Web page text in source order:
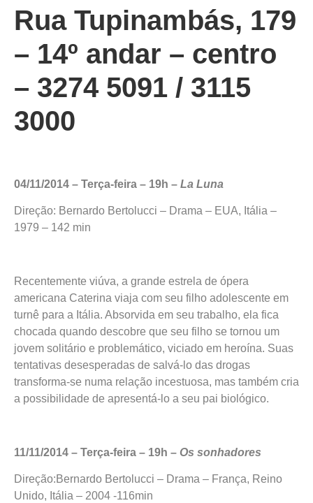
Rua Tupinambás, 179
– 14º andar – centro
– 3274 5091 / 3115
3000
04/11/2014 – Terça-feira – 19h – La Luna
Direção: Bernardo Bertolucci – Drama – EUA, Itália –
1979 – 142 min
Recentemente viúva, a grande estrela de ópera
americana Caterina viaja com seu filho adolescente em
turnê para a Itália. Absorvida em seu trabalho, ela fica
chocada quando descobre que seu filho se tornou um
jovem solitário e problemático, viciado em heroína. Suas
tentativas desesperadas de salvá-lo das drogas
transforma-se numa relação incestuosa, mas também cria
a possibilidade de apresentá-lo a seu pai biológico.
11/11/2014 – Terça-feira – 19h – Os sonhadores
Direção:Bernardo Bertolucci – Drama – França, Reino
Unido, Itália – 2004 -116min